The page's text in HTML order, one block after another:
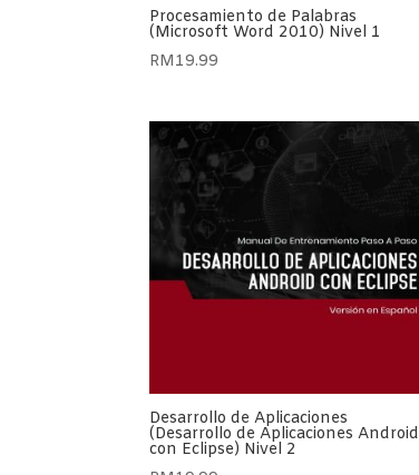
Procesamiento de Palabras
(Microsoft Word 2010) Nivel 1
RM19.99
Desarrollo de Aplicaciones
(Desarrollo de Aplicaciones Android
con Eclipse) Nivel 2